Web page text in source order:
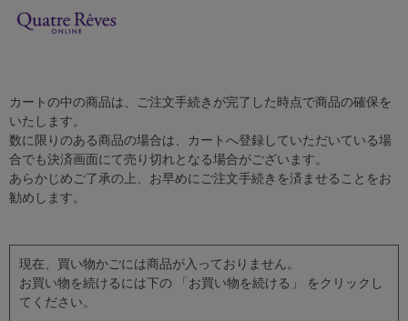
カートの中の商品は、ご注文手続きが完了した時点で商品の確保を
いたします。
数に限りのある商品の場合は、カートへ登録していただいている場
合でも決済画面にて売り切れとなる場合がございます。
あらかじめご了承の上、お早めにご注文手続きを済ませることをお
勧めします。
現在、買い物かごには商品が入っておりません。
お買い物を続けるには下の 「お買い物を続ける」 をクリックし
てください。